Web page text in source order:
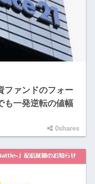
ファンドのフォー
も一発逆転の値幅
0shares